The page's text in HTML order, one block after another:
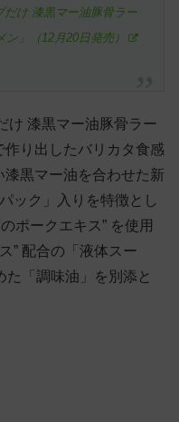
け 漆黒マー油豚骨ラー
ン」（12月20日発売）
け 漆黒マー油豚骨ラー
作り出したバリカタ食感
黒マー油を合わせた新
ック」入りを特徴とし
ポークエキス” を使用
” 配合の「液体スー
た「調味油」を別添と